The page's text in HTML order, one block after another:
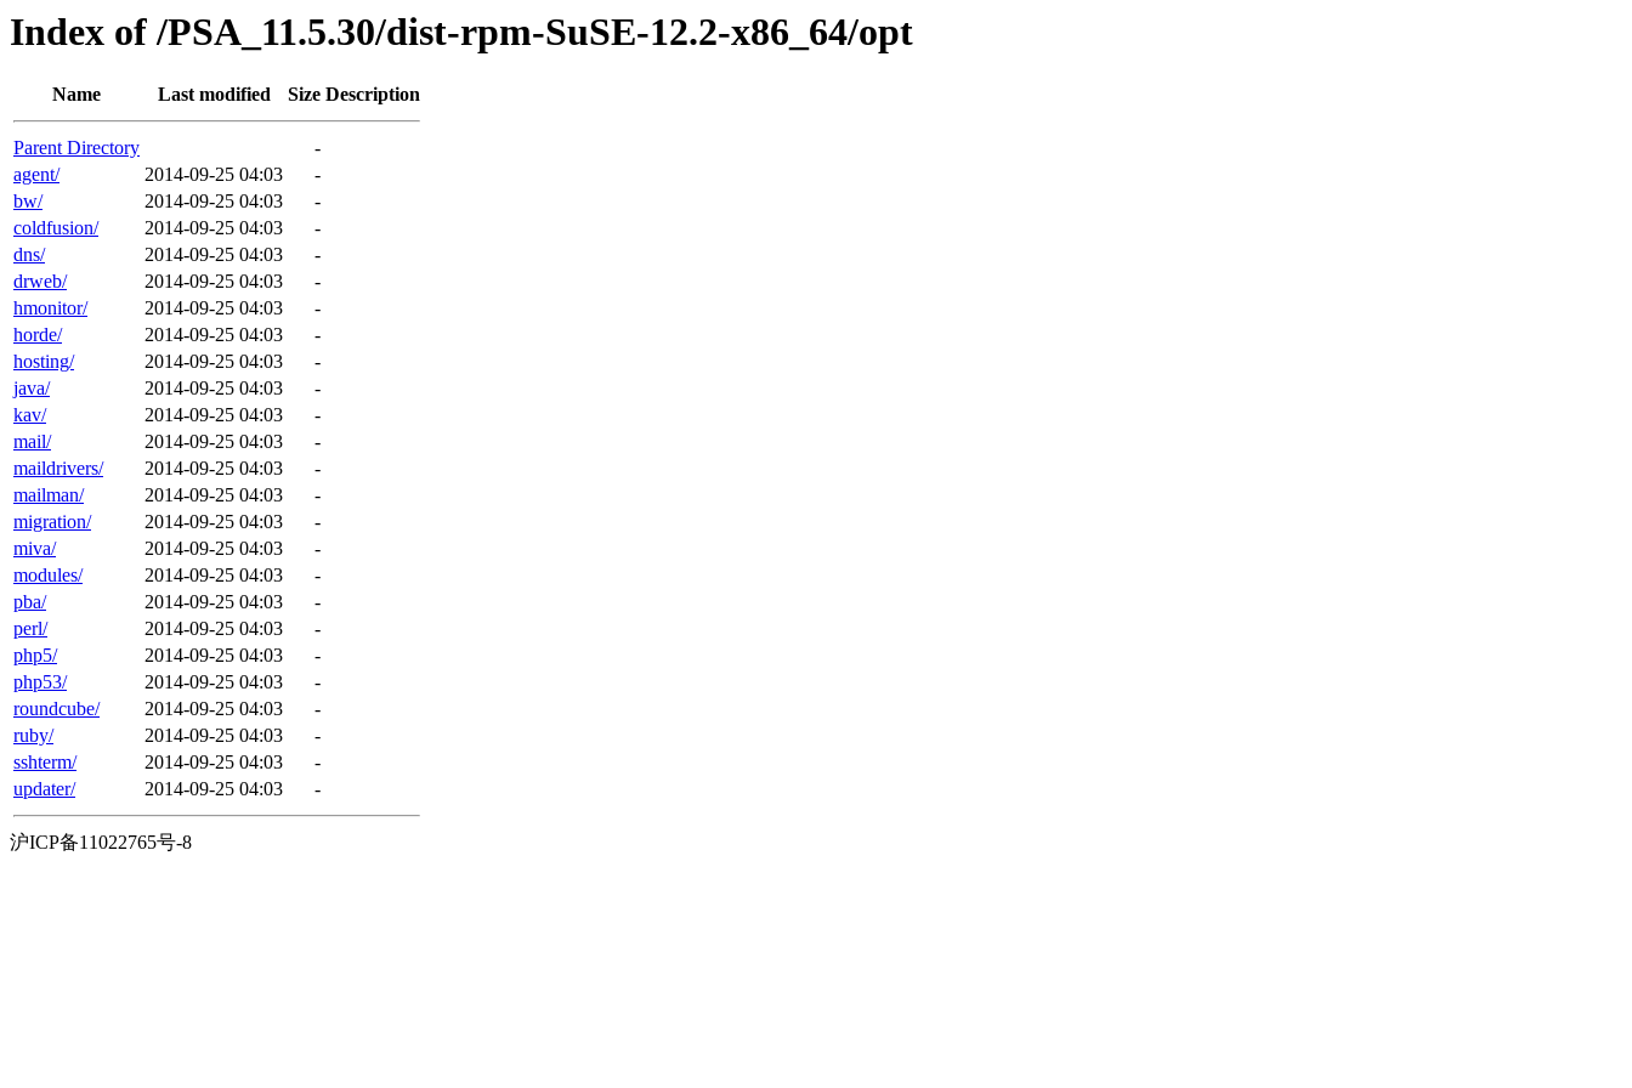
Index of /PSA_11.5.30/dist-rpm-SuSE-12.2-x86_64/opt
Name Last modified Size Description
Parent Directory
-
agent/
2014-09-25 04:03
-
bw/
2014-09-25 04:03
-
coldfusion/
2014-09-25 04:03
-
dns/
2014-09-25 04:03
-
drweb/
2014-09-25 04:03
-
hmonitor/
2014-09-25 04:03
-
horde/
2014-09-25 04:03
-
hosting/
2014-09-25 04:03
-
java/
2014-09-25 04:03
-
kav/
2014-09-25 04:03
-
mail/
2014-09-25 04:03
-
maildrivers/
2014-09-25 04:03
-
mailman/
2014-09-25 04:03
-
migration/
2014-09-25 04:03
-
miva/
2014-09-25 04:03
-
modules/
2014-09-25 04:03
-
pba/
2014-09-25 04:03
-
perl/
2014-09-25 04:03
-
php5/
2014-09-25 04:03
-
php53/
2014-09-25 04:03
-
roundcube/
2014-09-25 04:03
-
ruby/
2014-09-25 04:03
-
sshterm/
2014-09-25 04:03
-
updater/
2014-09-25 04:03 -
沪ICP备11022765号-8